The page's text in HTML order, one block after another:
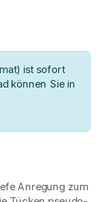
ist sofort
können Sie in
Anregung zum